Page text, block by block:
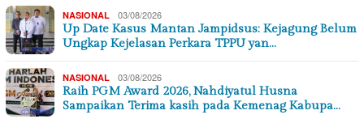
NASIONAL 03/08/2026
Up Date Kasus Mantan Jampidsus: Kejagung Belum
Ungkap Kejelasan Perkara TPPU yan…
NASIONAL 03/08/2026
Raih PGM Award 2026, Nahdiyatul Husna
Sampaikan Terima kasih pada Kemenag Kabupa…